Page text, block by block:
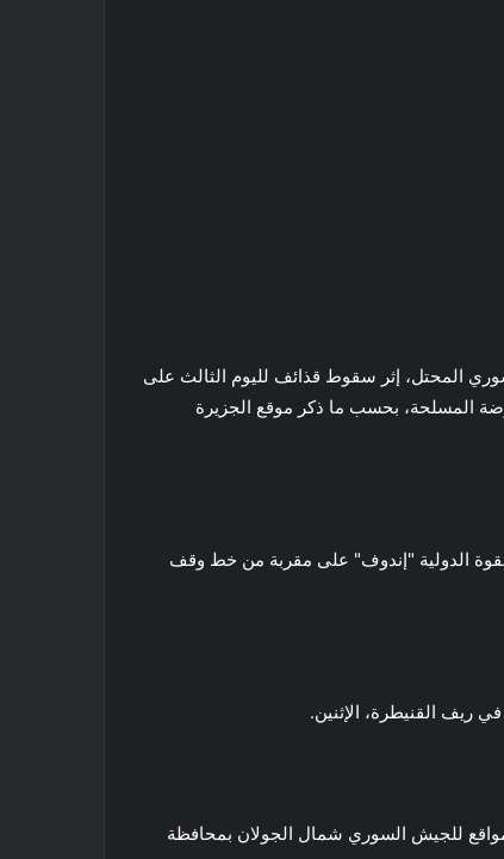
يونيو/حزيران 2017، في الجولان السوري المحتل، إثر سقوط قذائف لليوم الثالث على
المسلحة، بحسب ما ذكر موقع الجزيرة
الدولية "إندوف" على مقربة من خط وقف
القنيطرة، الإثنين.
مواقع للجيش السوري شمال الجولان بمحافظة